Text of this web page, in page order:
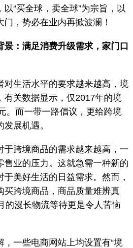
“买全球，卖全球”为宗旨，以
，势必在业内再掀波澜！
景：满足消费升级需求，家门口
生活水平的要求越来越高，境
有关数据显示，仅2017年的境
。而一带一路倡议，更给跨境
展机遇。
跨境商品的需求越来越高，一
售业的压力。这就急需一种新的
美好生活的日益需求。然而，
买跨境商品，商品质量难辨真
的漫长物流等待更是令人苦恼
一些电商网站上均设置有“境